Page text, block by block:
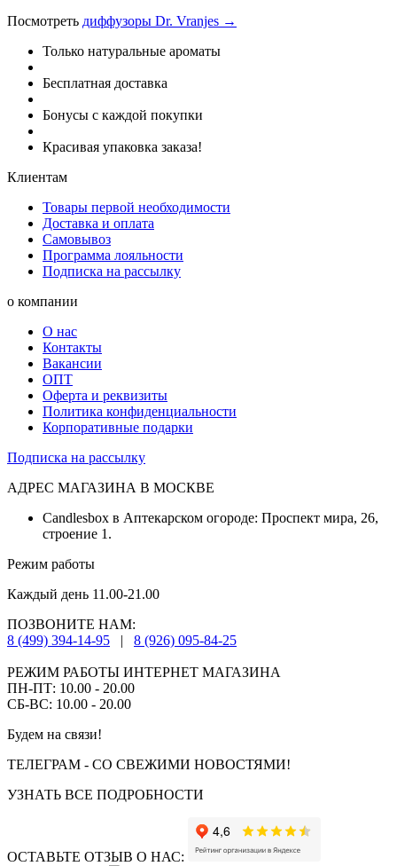
Посмотреть диффузоры Dr. Vranjes →
Только натуральные ароматы
Бесплатная доставка
Бонусы с каждой покупки
Красивая упаковка заказа!
Клиентам
Товары первой необходимости
Доставка и оплата
Самовывоз
Программа лояльности
Подписка на рассылку
о компании
О нас
Контакты
Вакансии
ОПТ
Оферта и реквизиты
Политика конфиденциальности
Корпоративные подарки
Подписка на рассылку
АДРЕС МАГАЗИНА В МОСКВЕ
Candlesbox в Аптекарском огороде: Проспект мира, 26,
строение 1.
Режим работы
Каждый день 11.00-21.00
ПОЗВОНИТЕ НАМ:
8 (499) 394-14-95
| 8 (926) 095-84-25
РЕЖИМ РАБОТЫ ИНТЕРНЕТ МАГАЗИНА
ПН-ПТ: 10.00 - 20.00
СБ-ВС: 10.00 - 20.00
Будем на связи!
ТЕЛЕГРАМ - СО СВЕЖИМИ НОВОСТЯМИ!
УЗНАТЬ ВСЕ ПОДРОБНОСТИ
ОСТАВЬТЕ ОТЗЫВ О НАС: